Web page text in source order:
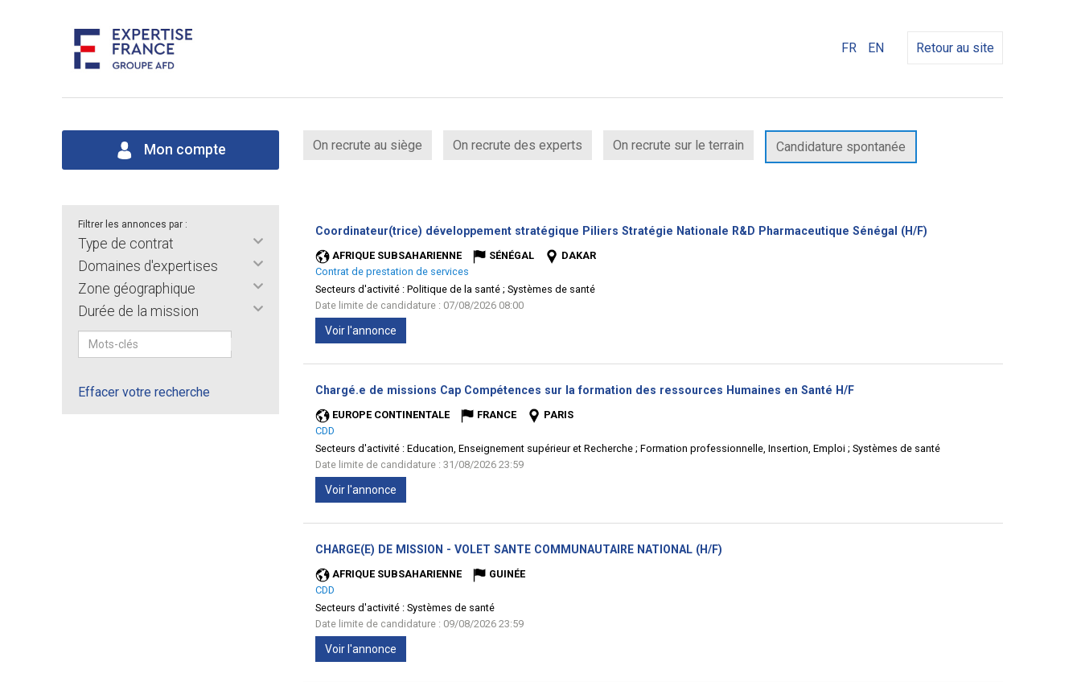
FR EN Retour au site
Mon compte On recrute au siège On recrute des experts On recrute sur le terrain Candidature spontanée
Filtrer les annonces par :
Type de contrat
Domaines d'expertises
Zone géographique
Durée de la mission
Effacer votre recherche
Coordinateur(trice) développement stratégique Piliers Stratégie Nationale R&D Pharmaceutique Sénégal (H/F)
AFRIQUE SUBSAHARIENNE SÉNÉGAL
DAKAR
Contrat de prestation de services
Secteurs d'activité : Politique de la santé ; Systèmes de santé
Date limite de candidature : 07/08/2026 08:00
Voir l'annonce
Chargé.e de missions Cap Compétences sur la formation des ressources Humaines en Santé H/F(Nouvelle
EUROPE CONTINENTALE FRANCE
PARIS
CDD
Secteurs d'activité : Education, Enseignement supérieur et Recherche ; Formation professionnelle, Insertion, Emploi ; Systèmes de santé
Date limite de candidature : 31/08/2026 23:59
Voir l'annonce
CHARGE(E) DE MISSION - VOLET SANTE COMMUNAUTAIRE NATIONAL (H/F)
AFRIQUE SUBSAHARIENNE
GUINÉE
CDD
Secteurs d'activité : Systèmes de santé
Date limite de candidature : 09/08/2026 23:59
Voir l'annonce